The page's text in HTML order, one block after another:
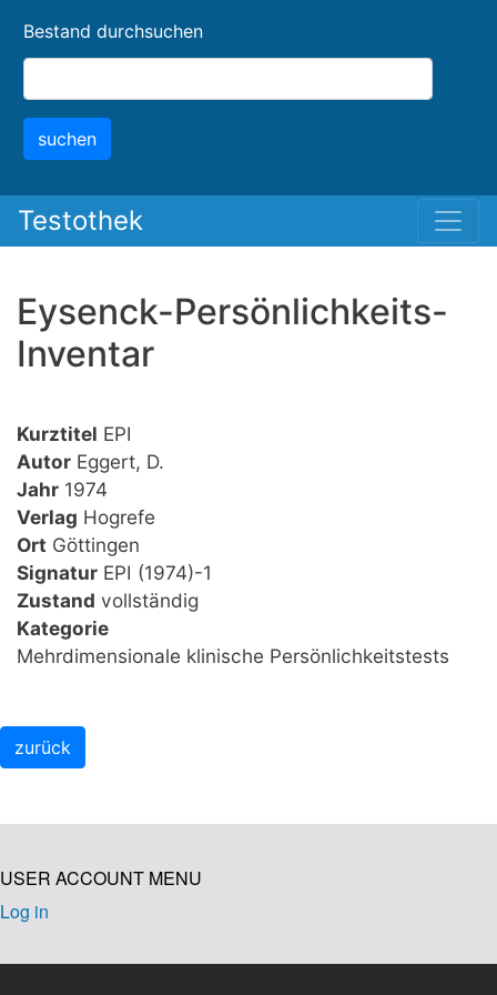
content
Bestand durchsuchen
suchen
Testothek
Eysenck-Persönlichkeits-
Inventar
Kurztitel EPI
Autor Eggert, D.
Jahr 1974
Verlag Hogrefe
Ort Göttingen
Signatur EPI (1974)-1
Zustand vollständig
Kategorie
Mehrdimensionale klinische Persönlichkeitstests
USER ACCOUNT MENU
Log in